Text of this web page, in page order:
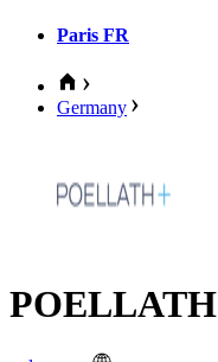
Paris FR
Germany
POELLATH